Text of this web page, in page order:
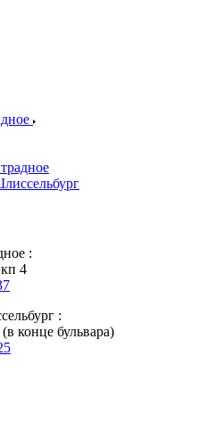
:
4
:
конце бульвара)